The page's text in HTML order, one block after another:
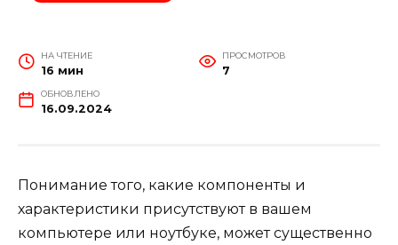
НА ЧТЕНИЕ
16 мин
ПРОСМОТРОВ
7
ОБНОВЛЕНО
16.09.2024
Понимание того, какие компоненты и
характеристики присутствуют в вашем
компьютере или ноутбуке, может существенно